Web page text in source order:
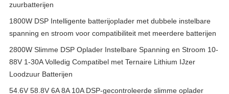
zuurbatterijen
1800W DSP Intelligente batterijoplader met dubbele instelbare
spanning en stroom voor compatibiliteit met meerdere batterijen
2800W Slimme DSP Oplader Instelbare Spanning en Stroom 10-
88V 1-30A Volledig Compatibel met Ternaire Lithium IJzer
Loodzuur Batterijen
54.6V 58.8V 6A 8A 10A DSP-gecontroleerde slimme oplader